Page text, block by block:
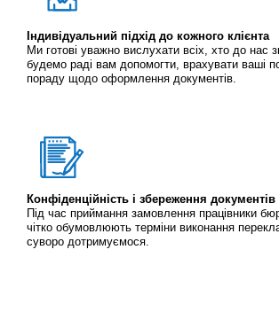
Індивідуальний підхід до кожного клієнта
Ми готові уважно вислухати всіх, хто до нас
будемо раді вам допомогти, врахувати ваші
пораду щодо оформлення документів.
Конфіденційність і збереження документів
Під час приймання замовлення працівники
чітко обумовлюють терміни виконання
суворо дотримуємося.